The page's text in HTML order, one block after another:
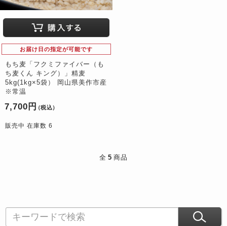
お届け日の指定が可能です
もち麦「フクミファイバー（も
ち麦くん キング）」精麦
5kg(1kg×5袋） 岡山県美作市産
※常温
7,700円 （税込）
販売中 在庫数 6
全 5 商品